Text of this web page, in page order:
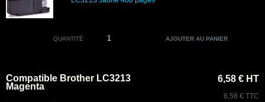
QUANTITÉ
Compatible Brother LC3213
Magenta
6,58 € HT
6,58 € TTC